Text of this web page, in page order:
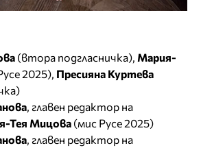
(втора подгласничка), Мария-
2025), Пресияна Куртева
, главен редактор на
Тея Мицова (мис Русе 2025)
, главен редактор на